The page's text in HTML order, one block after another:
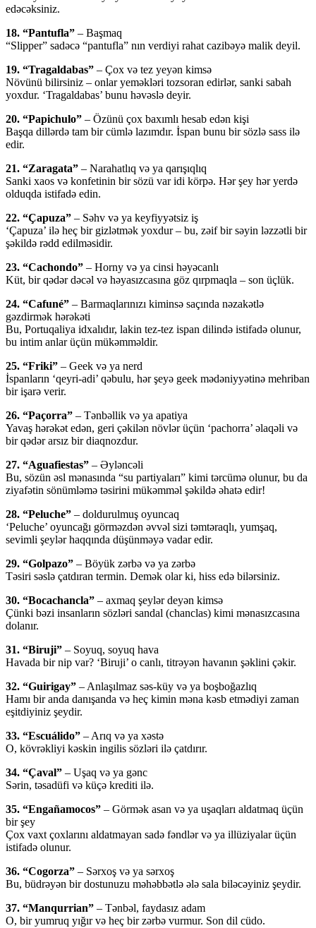
edəcəksiniz.
18. “Pantufla” – Başmaq
“Slipper” sadəcə “pantufla” nın verdiyi rahat cazibəyə malik deyil.
19. “Tragaldabas” – Çox və tez yeyən kimsə
Növünü bilirsiniz – onlar yeməkləri tozsoran edirlər, sanki sabah
yoxdur. ‘Tragaldabas’ bunu həvəslə deyir.
20. “Papichulo” – Özünü çox baxımlı hesab edən kişi
Başqa dillərdə tam bir cümlə lazımdır. İspan bunu bir sözlə sass ilə
edir.
21. “Zaragata” – Narahatlıq və ya qarışıqlıq
Sanki xaos və konfetinin bir sözü var idi körpə. Hər şey hər yerdə
olduqda istifadə edin.
22. “Çapuza” – Səhv və ya keyfiyyətsiz iş
‘Çapuza’ ilə heç bir gizlətmək yoxdur – bu, zəif bir səyin ləzzətli bir
şəkildə rədd edilməsidir.
23. “Cachondo” – Horny və ya cinsi həyəcanlı
Küt, bir qədər dəcəl və həyasızcasına göz qırpmaqla – son üçlük.
24. “Cafuné” – Barmaqlarınızı kiminsə saçında nəzakətlə
gəzdirmək hərəkəti
Bu, Portuqaliya idxalıdır, lakin tez-tez ispan dilində istifadə olunur,
bu intim anlar üçün mükəmməldir.
25. “Friki” – Geek və ya nerd
İspanların ‘qeyri-adi’ qəbulu, hər şeyə geek mədəniyyətinə mehriban
bir işarə verir.
26. “Paçorra” – Tənbəllik və ya apatiya
Yavaş hərəkət edən, geri çəkilən növlər üçün ‘pachorra’ əlaqəli və
bir qədər arsız bir diaqnozdur.
27. “Aguafiestas” – Əyləncəli
Bu, sözün əsl mənasında “su partiyaları” kimi tərcümə olunur, bu da
ziyafətin sönümləmə təsirini mükəmməl şəkildə əhatə edir!
28. “Peluche” – doldurulmuş oyuncaq
‘Peluche’ oyuncağı görməzdən əvvəl sizi təmtəraqlı, yumşaq,
sevimli şeylər haqqında düşünməyə vadar edir.
29. “Golpazo” – Böyük zərbə və ya zərbə
Təsiri səslə çatdıran termin. Demək olar ki, hiss edə bilərsiniz.
30. “Bocachancla” – axmaq şeylər deyən kimsə
Çünki bəzi insanların sözləri sandal (chanclas) kimi mənasızcasına
dolanır.
31. “Biruji” – Soyuq, soyuq hava
Havada bir nip var? ‘Biruji’ o canlı, titrəyən havanın şəklini çəkir.
32. “Guirigay” – Anlaşılmaz səs-küy və ya boşboğazlıq
Hamı bir anda danışanda və heç kimin məna kəsb etmədiyi zaman
eşitdiyiniz şeydir.
33. “Escuálido” – Arıq və ya xəstə
O, kövrəkliyi kəskin ingilis sözləri ilə çatdırır.
34. “Çaval” – Uşaq və ya gənc
Sərin, təsadüfi və küçə krediti ilə.
35. “Engañamocos” – Görmək asan və ya uşaqları aldatmaq üçün
bir şey
Çox vaxt çoxlarını aldatmayan sadə fəndlər və ya illüziyalar üçün
istifadə olunur.
36. “Cogorza” – Sərxoş və ya sərxoş
Bu, büdrəyən bir dostunuzu məhəbbətlə ələ sala biləcəyiniz şeydir.
37. “Manqurrian” – Tənbəl, faydasız adam
O, bir yumruq yığır və heç bir zərbə vurmur. Son dil cüdo.